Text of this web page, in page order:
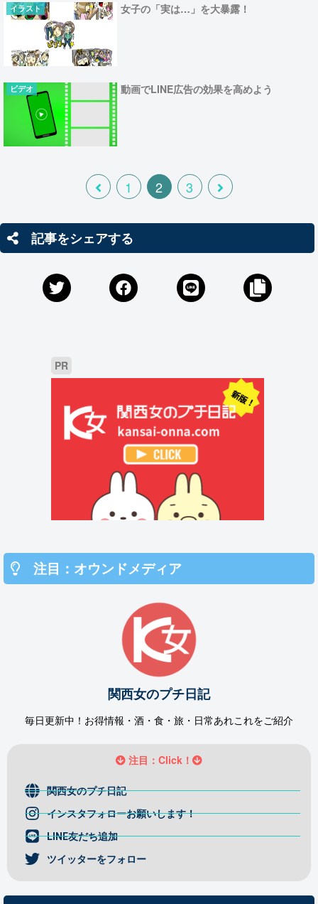
イラスト 女子の「実は…」を大暴露！
ビデオ 動画でLINE広告の効果を高めよう
1 2 3
記事をシェアする
PR
注目：オウンドメディア
関西女のプチ日記
毎日更新中！お得情報・酒・食・旅・日常あれこれをご紹介
注目：Click！
関西女のプチ日記
インスタフォローお願いします！
LINE友だち追加
ツイッターをフォロー